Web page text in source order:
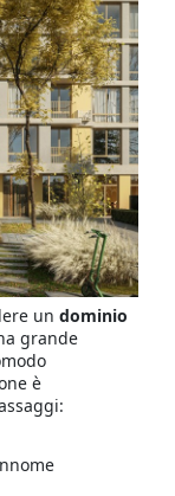
un dominio
grande
è